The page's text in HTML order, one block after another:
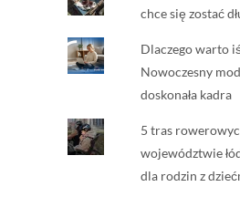
chce się zostać
Dlaczego warto
Nowoczesny
doskonała kadra
5 tras
województwie
dla rodzin z